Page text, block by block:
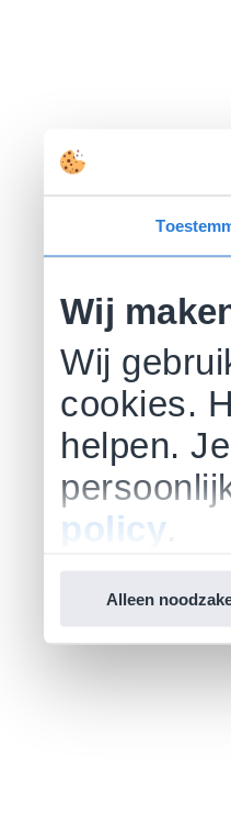
Wij
Wij
cookies.
helpen.
policy
Alleen